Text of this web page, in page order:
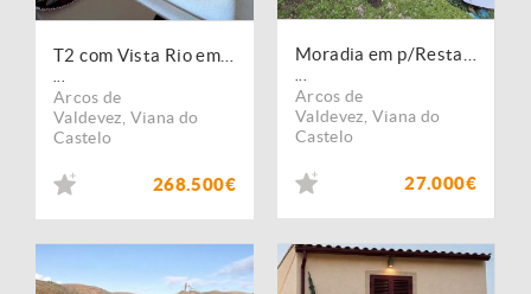
Arcos de
Valdevez Viana do
Castelo
268.500€
Arcos de
Valdevez Viana do
Castelo
27.000€